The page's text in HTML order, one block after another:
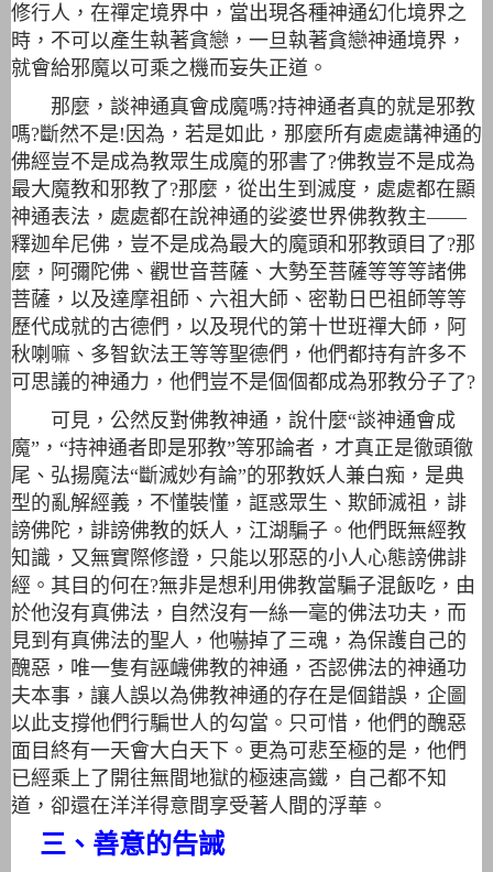
修行人，在禪定境界中，當出現各種神通幻化境界之
時，不可以產生執著貪戀，一旦執著貪戀神通境界，
就會給邪魔以可乘之機而妄失正道。
那麼，談神通真會成魔嗎?持神通者真的就是邪教
嗎?斷然不是!因為，若是如此，那麼所有處處講神通的
佛經豈不是成為教眾生成魔的邪書了?佛教豈不是成為
最大魔教和邪教了?那麼，從出生到滅度，處處都在顯
神通表法，處處都在說神通的娑婆世界佛教教主——
釋迦牟尼佛，豈不是成為最大的魔頭和邪教頭目了?那
麼，阿彌陀佛、觀世音菩薩、大勢至菩薩等等等諸佛
菩薩，以及達摩祖師、六祖大師、密勒日巴祖師等等
歷代成就的古德們，以及現代的第十世班禪大師，阿
秋喇嘛、多智欽法王等等聖德們，他們都持有許多不
可思議的神通力，他們豈不是個個都成為邪教分子了?
可見，公然反對佛教神通，說什麼“談神通會成
魔”，“持神通者即是邪教”等邪論者，才真正是徹頭徹
尾、弘揚魔法“斷滅妙有論”的邪教​​妖人兼白痴，是典
型的亂解經義，不懂裝懂，誆惑眾生、欺師滅祖，誹
謗佛陀，誹謗佛教的妖人，江湖騙子。他們既無經教
知識，又無實際修證，只能以邪惡的小人心態謗佛誹
經。其目的何在?無非是想利用佛教當騙子混飯吃，由
於他沒有真佛法，自然沒有一絲一毫的佛法功夫，而
見到有真佛法的聖人，他嚇掉了三魂，為保護自己的
醜惡，唯一隻有誣衊佛教的神通，否認佛法的神通功
夫本事，讓人誤以為佛教神通的存在是個錯誤，企圖
以此支撐他們行騙世人的勾當。只可惜，他們的醜惡
面目終有一天會大白天下。更為可悲至極的是，他們
已經乘上了開往無間地獄的極速高鐵，自己都不知
道，卻還在洋洋得意間享受著人間的浮華。
三、善意的告誡